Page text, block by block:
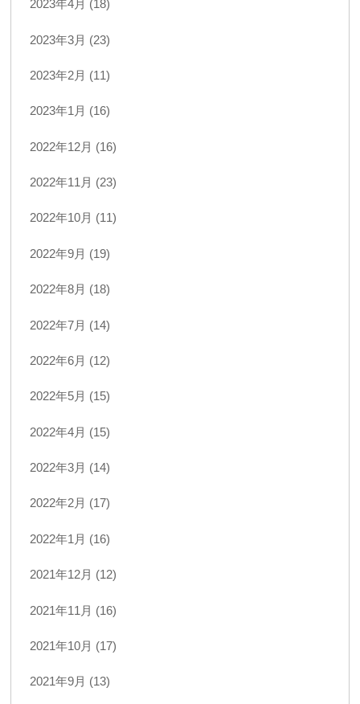
2023年4月 (18)
2023年3月 (23)
2023年2月 (11)
2023年1月 (16)
2022年12月 (16)
2022年11月 (23)
2022年10月 (11)
2022年9月 (19)
2022年8月 (18)
2022年7月 (14)
2022年6月 (12)
2022年5月 (15)
2022年4月 (15)
2022年3月 (14)
2022年2月 (17)
2022年1月 (16)
2021年12月 (12)
2021年11月 (16)
2021年10月 (17)
2021年9月 (13)